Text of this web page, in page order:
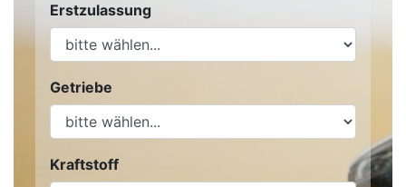
Erstzulassung
Getriebe
Kraftstoff